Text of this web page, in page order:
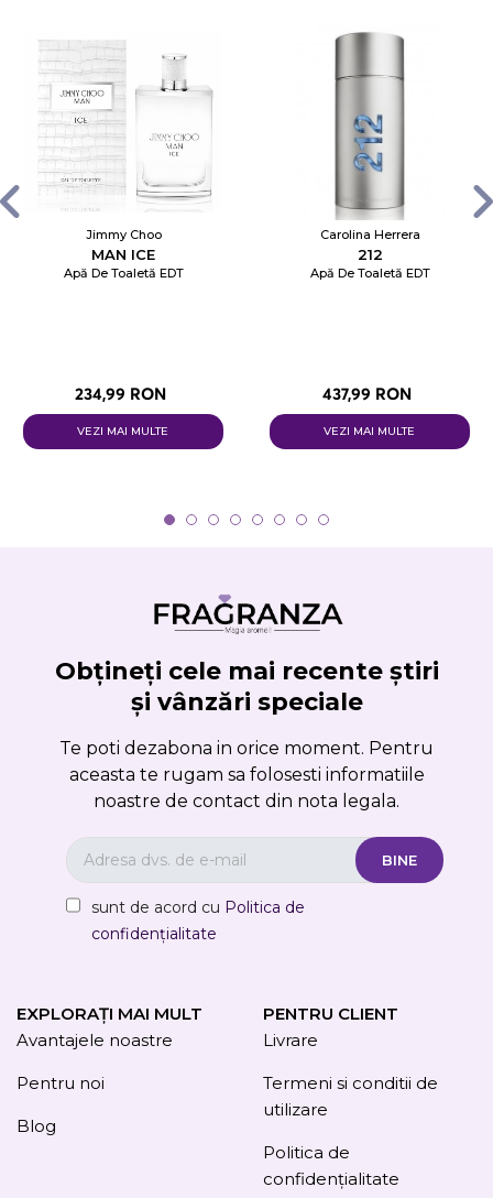
Jimmy Choo
MAN ICE
Apă De Toaletă EDT
234,99 RON
VEZI MAI MULTE
Carolina Herrera
212
Apă De Toaletă EDT
437,99 RON
VEZI MAI MULTE
Obțineți cele mai recente știri
și vânzări speciale
Te poti dezabona in orice moment. Pentru
aceasta te rugam sa folosesti informatiile
noastre de contact din nota legala.
sunt de acord cu Politica de
confidențialitate
EXPLORAȚI MAI MULT
Avantajele noastre
Pentru noi
Blog
PENTRU CLIENT
Livrare
Termeni si conditii de
utilizare
Politica de
confidențialitate